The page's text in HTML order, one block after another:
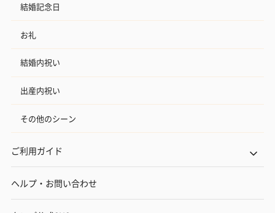
結婚記念日
お礼
結婚内祝い
出産内祝い
その他のシーン
ご利用ガイド
ヘルプ・お問い合わせ